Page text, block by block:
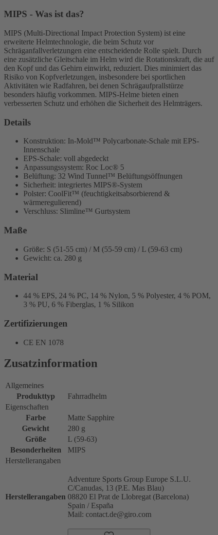
MIPS - Was ist das?
MIPS (Multi-Directional Impact Protection System) ist eine
erweiterte Helmtechnologie, die beim Schutz vor
Schräganfallverletzungen eine entscheidende Rolle spielt. Durch
eine zusätzliche Gleitschale im Helm wird die Rotationskraft, die auf
den Kopf und das Gehirn einwirkt, reduziert. Dies minimiert das
Risiko von Kopfverletzungen, insbesondere bei sportlichen
Aktivitäten wie Radfahren, bei denen Schrägaufprallstürze
besonders häufig vorkommen. MIPS-Helme bieten einen
verbesserten Schutz und erhöhen die Sicherheit des Helmträgers.
Details
Konstruktion: In-Mold™ Polycarbonate-Schale mit EPS-
Innenschale
EPS-Schale: voll abgedeckt
Anpassungssystem: Roc Loc® 5
Belüftung: 32 Wind Tunnel™ Belüftungsöffnungen
Sicherheit: integriertes MIPS®-System
Polster: CoolFit™ (feuchtigkeitsabsorbierend &
wärmeregulierend)
Verschluss: Slimline™ Gurtsystem
Maße
Größe: S (51-55 cm) / M (55-59 cm) / L (59-63 cm)
Gewicht: ca. 280 g
Material
44 % EPS, 24 % PC, 14 % Nylon, 5 % Polyester, 4 % POM,
3 % PU, 6 % Fiberglas, 1 % Silikon
Zertifizierungen
CE EN 1078
Zusatzinformation
Allgemeines
Produkttyp
Fahrradhelm
Eigenschaften
Farbe
Matte Sapphire
Gewicht
280 g
Größe
L (59-63)
Besonderheiten
MIPS
Herstellerangaben
Herstellerangaben
Adventure Sports Group Europe S.L.U.
C/Canudas, 13 (P.E. Mas Blau)
08820 El Prat de Llobregat (Barcelona)
Spain / España
Mail: contact.de@giro.com